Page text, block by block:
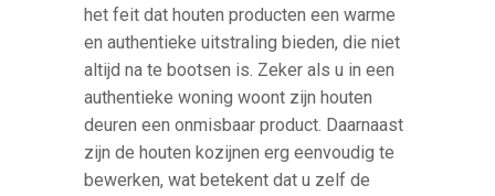
het feit dat houten producten een warme
en authentieke uitstraling bieden, die niet
altijd na te bootsen is. Zeker als u in een
authentieke woning woont zijn houten
deuren een onmisbaar product. Daarnaast
zijn de houten kozijnen erg eenvoudig te
bewerken, wat betekent dat u zelf de